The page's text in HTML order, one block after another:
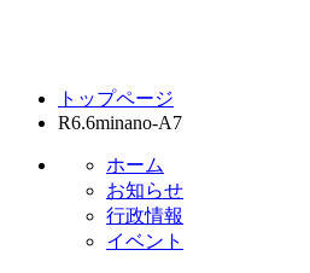
トップページ
R6.6minano-A7
ホーム
お知らせ
行政情報
イベント